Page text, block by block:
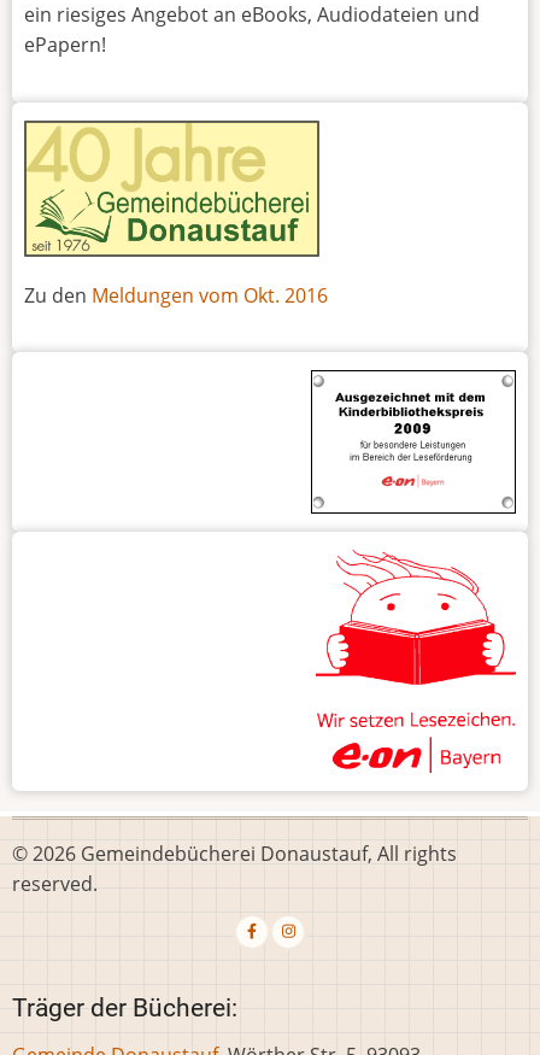
ein riesiges Angebot an eBooks, Audiodateien und
ePapern!
Zu den Meldungen vom Okt. 2016
© 2026 Gemeindebücherei Donaustauf, All rights
reserved.
Träger der Bücherei: